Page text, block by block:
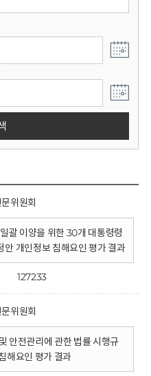
위원회
괄 이양을 위한 30개 대통령령
개인정보 침해요인 평가 결과
127233
위원회
안전관리에 관한 법률 시행규
해요인 평가 결과